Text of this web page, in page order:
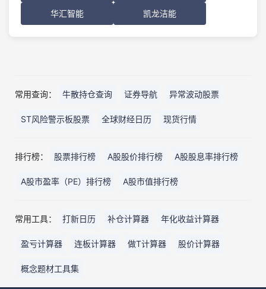
华汇智能 凯龙洁能
常用查询： 牛散持仓查询 证券导航 异常波动股票
ST风险警示板股票 全球财经日历 现货行情
排行榜： 股票排行榜 A股股价排行榜 A股股息率排行榜
A股市盈率（PE）排行榜 A股市值排行榜
常用工具： 打新日历 补仓计算器 年化收益计算器
盈亏计算器 连板计算器 做T计算器 股价计算器
概念题材工具集